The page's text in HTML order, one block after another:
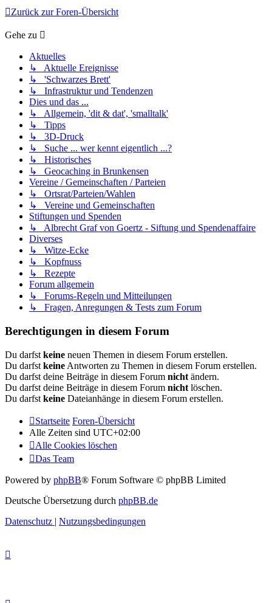
Zurück zur Foren-Übersicht
Gehe zu
Aktuelles
↳ Aktuelle Ereignisse
↳ 'Schwarzes Brett'
↳ Infrastruktur und Tendenzen
Dies und das ...
↳ Allgemein, 'dit & dat', 'smalltalk'
↳ Tipps
↳ 3D-Druck
↳ Suche ... wer kennt eigentlich ...?
↳ Historisches
↳ Geocaching in Brunkensen
Vereine / Gemeinschaften / Parteien
↳ Ortsrat/Parteien/Wahlen
↳ Vereine und Gemeinschaften
Stiftungen und Spenden
↳ Albrecht Graf von Goertz - Siftung und Spendenaffaire
Diverses
↳ Witze-Ecke
↳ Kopfnuss
↳ Rezepte
Forum allgemein
↳ Forums-Regeln und Mitteilungen
↳ Fragen, Anregungen & Tests zum Forum
Berechtigungen in diesem Forum
Du darfst keine neuen Themen in diesem Forum erstellen.
Du darfst keine Antworten zu Themen in diesem Forum erstellen.
Du darfst deine Beiträge in diesem Forum nicht ändern.
Du darfst deine Beiträge in diesem Forum nicht löschen.
Du darfst keine Dateianhänge in diesem Forum erstellen.
Startseite Foren-Übersicht
Alle Zeiten sind UTC+02:00
Alle Cookies löschen
Das Team
Powered by phpBB® Forum Software © phpBB Limited
Deutsche Übersetzung durch phpBB.de
Datenschutz | Nutzungsbedingungen